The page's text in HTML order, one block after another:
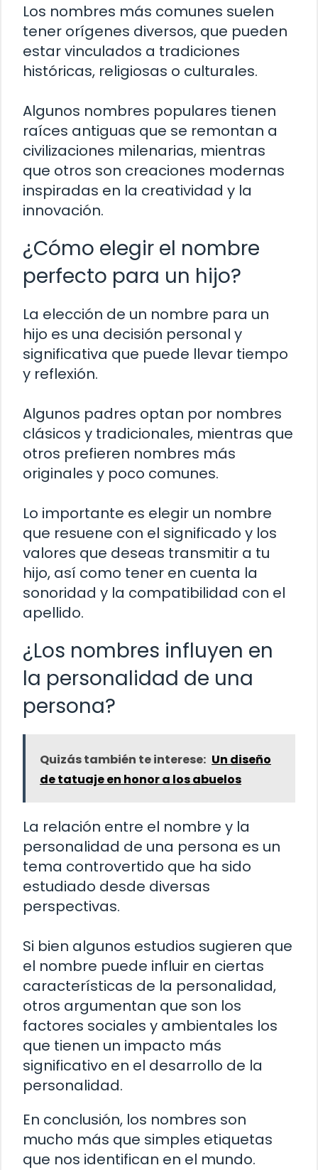
Los nombres más comunes suelen
tener orígenes diversos, que pueden
estar vinculados a tradiciones
históricas, religiosas o culturales.
Algunos nombres populares tienen
raíces antiguas que se remontan a
civilizaciones milenarias, mientras
que otros son creaciones modernas
inspiradas en la creatividad y la
innovación.
¿Cómo elegir el nombre
perfecto para un hijo?
La elección de un nombre para un
hijo es una decisión personal y
significativa que puede llevar tiempo
y reflexión.
Algunos padres optan por nombres
clásicos y tradicionales, mientras que
otros prefieren nombres más
originales y poco comunes.
Lo importante es elegir un nombre
que resuene con el significado y los
valores que deseas transmitir a tu
hijo, así como tener en cuenta la
sonoridad y la compatibilidad con el
apellido.
¿Los nombres influyen en
la personalidad de una
persona?
Quizás también te interese: Un diseño
de tatuaje en honor a los abuelos
La relación entre el nombre y la
personalidad de una persona es un
tema controvertido que ha sido
estudiado desde diversas
perspectivas.
Si bien algunos estudios sugieren que
el nombre puede influir en ciertas
características de la personalidad,
otros argumentan que son los
factores sociales y ambientales los
que tienen un impacto más
significativo en el desarrollo de la
personalidad.
En conclusión, los nombres son
mucho más que simples etiquetas
que nos identifican en el mundo.